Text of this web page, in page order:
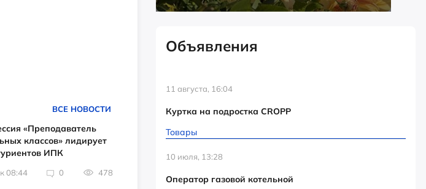
ВСЕ НОВОСТИ
«Преподаватель
классов» лидирует
ИПК
08:44 0 478
Объявления
11 августа, 16:04
Куртка на подростка CROPP
Товары
10 июля, 13:28
Оператор газовой котельной